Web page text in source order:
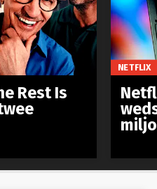
Rest Is
NETFLIX